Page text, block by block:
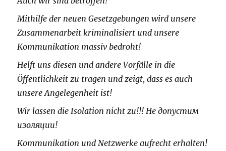
Mithilfe der neuen Gesetzgebungen wird unsere
Zusammenarbeit kriminalisiert und unsere
Kommunikation massiv bedroht!
Helft uns diesen und andere Vorfälle in die
Öffentlichkeit zu tragen und zeigt, dass es auch
unsere Angelegenheit ist!
Wir lassen die Isolation nicht zu!!! Не допустим
изоляции!
Kommunikation und Netzwerke aufrecht erhalten!